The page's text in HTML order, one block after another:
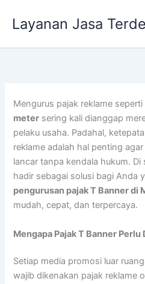
Layanan Jasa
Mengurus pajak reklame seperti
meter sering kali dianggap
pelaku usaha. Padahal,
reklame adalah hal penting
lancar tanpa kendala hukum.
hadir sebagai solusi bagi Anda
pengurusan pajak T Banner di
mudah, cepat, dan terpercaya.
Mengapa Pajak T Banner
Setiap media promosi luar
wajib dikenakan pajak reklame